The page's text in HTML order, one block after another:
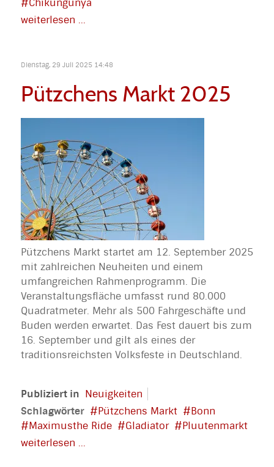
weiterlesen ...
Dienstag, 29 Juli 2025 14:48
Pützchens Markt 2025
Pützchens Markt startet am 12. September 2025
mit zahlreichen Neuheiten und einem
umfangreichen Rahmenprogramm. Die
Veranstaltungsfläche umfasst rund 80.000
Quadratmeter. Mehr als 500 Fahrgeschäfte und
Buden werden erwartet. Das Fest dauert bis zum
16. September und gilt als eines der
traditionsreichsten Volksfeste in Deutschland.
Publiziert in Neuigkeiten
Schlagwörter
Pützchens Markt
Bonn
Maximusthe Ride
Gladiator
Pluutenmarkt
weiterlesen ...